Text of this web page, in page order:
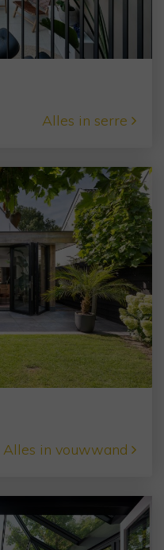
Alles in serre
Alles in vouwwand